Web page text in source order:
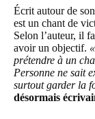
Écrit autour de
est un chant de
Selon l’auteur, il
avoir un objectif.
prétendre à un
Personne ne sait
surtout garder la
désormais